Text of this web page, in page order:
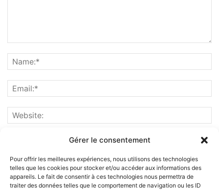
Gérer le consentement
Pour offrir les meilleures expériences, nous utilisons des technologies
telles que les cookies pour stocker et/ou accéder aux informations des
appareils. Le fait de consentir à ces technologies nous permettra de
traiter des données telles que le comportement de navigation ou les ID